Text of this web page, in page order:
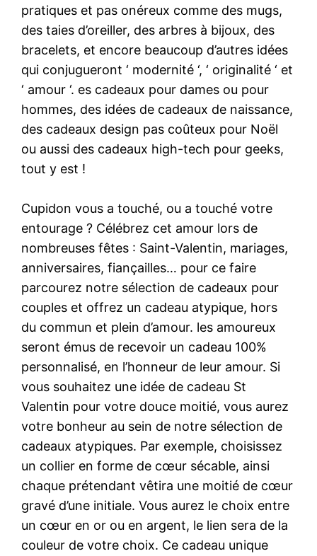
pratiques et pas onéreux comme des mugs,
des taies d’oreiller, des arbres à bijoux, des
bracelets, et encore beaucoup d’autres idées
qui conjugueront ‘ modernité ‘, ‘ originalité ‘ et
‘ amour ‘. es cadeaux pour dames ou pour
hommes, des idées de cadeaux de naissance,
des cadeaux design pas coûteux pour Noël
ou aussi des cadeaux high-tech pour geeks,
tout y est !
Cupidon vous a touché, ou a touché votre
entourage ? Célébrez cet amour lors de
nombreuses fêtes : Saint-Valentin, mariages,
anniversaires, fiançailles… pour ce faire
parcourez notre sélection de cadeaux pour
couples et offrez un cadeau atypique, hors
du commun et plein d’amour. les amoureux
seront émus de recevoir un cadeau 100%
personnalisé, en l’honneur de leur amour. Si
vous souhaitez une idée de cadeau St
Valentin pour votre douce moitié, vous aurez
votre bonheur au sein de notre sélection de
cadeaux atypiques. Par exemple, choisissez
un collier en forme de cœur sécable, ainsi
chaque prétendant vêtira une moitié de cœur
gravé d’une initiale. Vous aurez le choix entre
un cœur en or ou en argent, le lien sera de la
couleur de votre choix. Ce cadeau unique